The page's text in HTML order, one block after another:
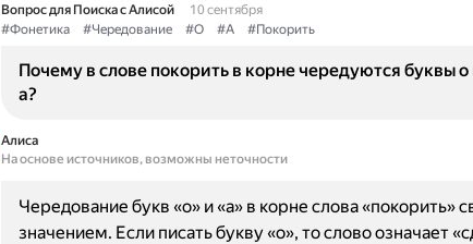
Вопрос для Поиска с Алисой
10 сентября
#Фонетика
#Чередование #О #А #Покорить
Почему в слове покорить в корне чередуются буквы о
а?
Алиса
На основе источников, возможны неточности
Чередование букв «о» и «а» в корне слова «покорить»
значением. Если писать букву «о», то слово означает